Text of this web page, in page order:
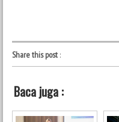
Share this post:
Baca juga :